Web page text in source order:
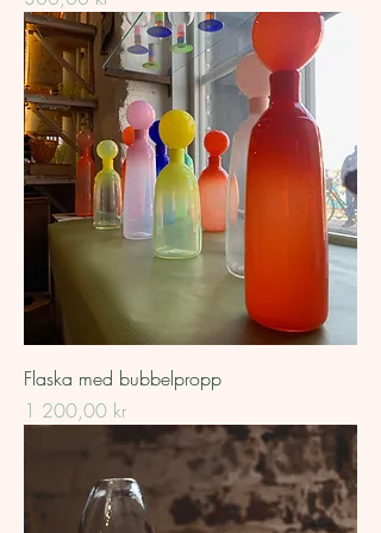
Flaska med bubbelpropp
Pris
1 200,00 kr